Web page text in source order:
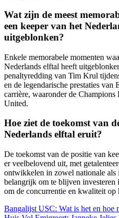
Wat zijn de meest
een keeper van het
uitgeblonken?
Enkele memorabele momenten
Nederlands elftal heeft
penaltyredding van Tim Krul
en de legendarische prestaties
carrière, waaronder de
United.
Hoe ziet de toekomst van
Nederlands elftal eruit?
De toekomst van de positie van
er veelbelovend uit, met
ontwikkelen in zowel nationale als
belangrijk om te blijven
om de concurrentie en kwaliteit op
Bangalijst USC: Wat is het en hoe